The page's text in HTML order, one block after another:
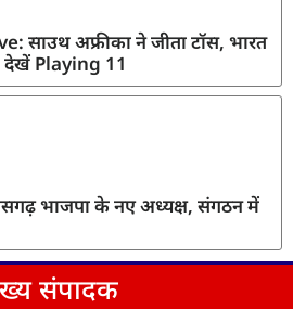
साउथ अफ्रीका ने जीता टॉस, भारत
देखें Playing 11
भाजपा के नए अध्यक्ष, संगठन में
संपादक